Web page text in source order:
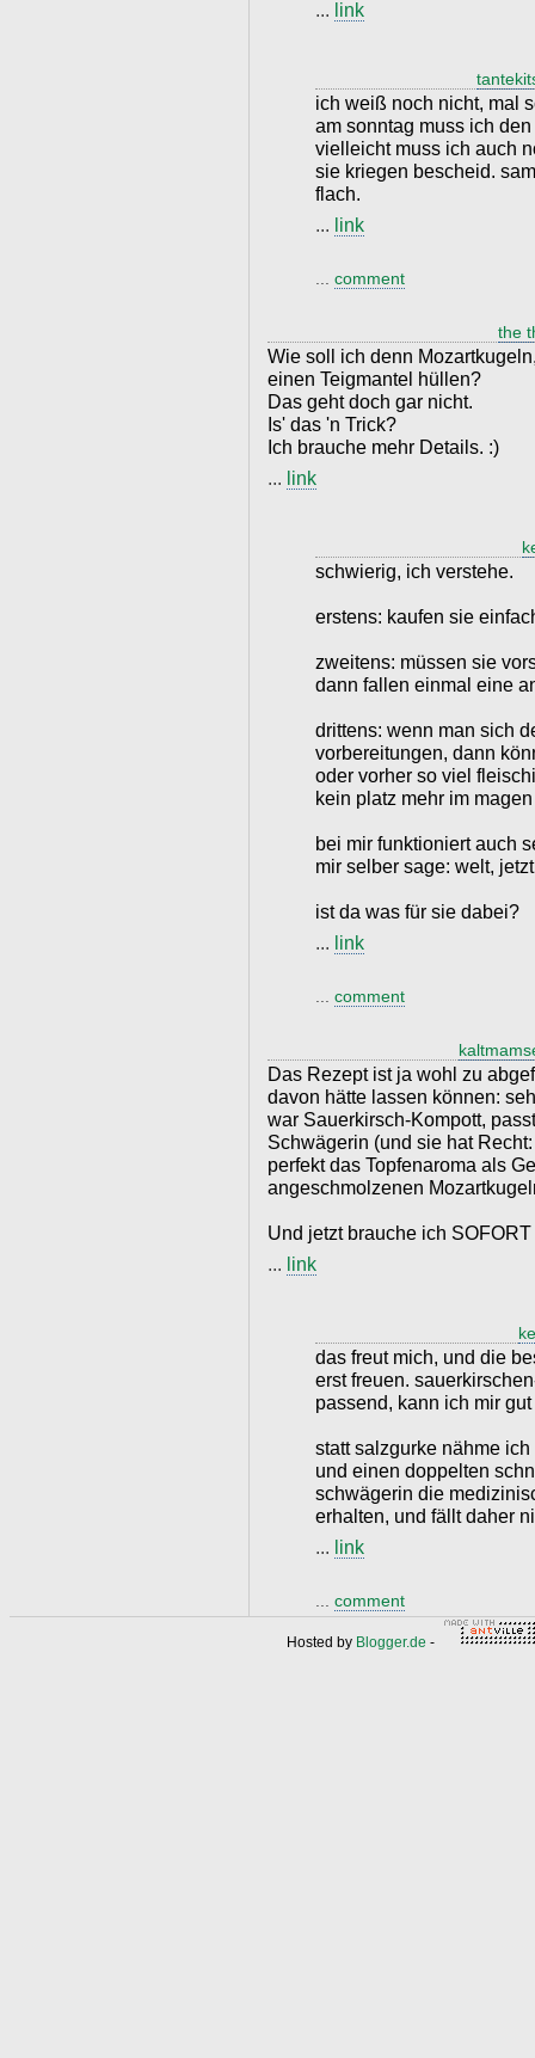
... link
ich weiß noch nicht, mal
am sonntag muss ich
vielleicht muss ich auch
sie kriegen bescheid.
flach.
... link
comment
the
Wie soll ich denn
einen Teigmantel hüllen?
Das geht doch gar nicht.
Is' das 'n Trick?
Ich brauche mehr Details. :)
... link
schwierig, ich verstehe.
erstens: kaufen sie
zweitens: müssen sie
dann fallen einmal eine
drittens: wenn man sich
vorbereitungen, dann
oder vorher so viel
kein platz mehr im
bei mir funktioniert auch
mir selber sage: welt,
ist da was für sie dabei?
... link
comment
Das Rezept ist ja wohl zu
davon hätte lassen können:
war Sauerkirsch-Kompott,
Schwägerin (und sie hat
perfekt das Topfenaroma als
angeschmolzenen
Und jetzt brauche ich
... link
das freut mich, und die
erst freuen.
passend, kann ich mir
statt salzgurke nähme
und einen doppelten
schwägerin die
erhalten, und fällt daher
... link
comment
Hosted by Blogger.de -